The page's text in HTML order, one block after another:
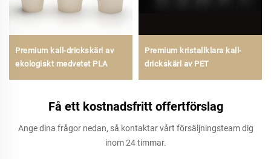
Premium kall-drickskärl av
ekologiskt medvetet PLA
Premium kristallklara kall-
drickskärl av PET
Få ett kostnadsfritt offertförslag
Ange dina frågor nedan, så kontaktar vårt försäljningsteam dig
inom 24 timmar.